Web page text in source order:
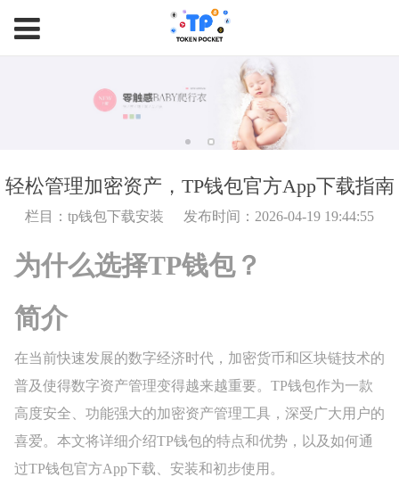
轻松管理加密资产，TP钱包官方App下载指南
栏目：tp钱包下载安装 发布时间：2026-04-19 19:44:55
为什么选择TP钱包？
简介
在当前快速发展的数字经济时代，加密货币和区块链技术的
普及使得数字资产管理变得越来越重要。TP钱包作为一款
高度安全、功能强大的加密资产管理工具，深受广大用户的
喜爱。本文将详细介绍TP钱包的特点和优势，以及如何通
过TP钱包官方App下载、安装和初步使用。